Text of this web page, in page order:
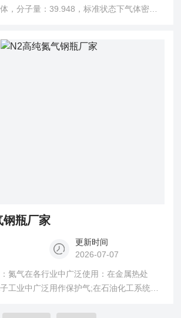
，分子量：39.948，标准状态下气体密度
钢瓶厂家
更新时间
2026-07-07
氮气在各行业中广泛使用：在金属热处
工业中广泛用作保护气;在石油化工系统中